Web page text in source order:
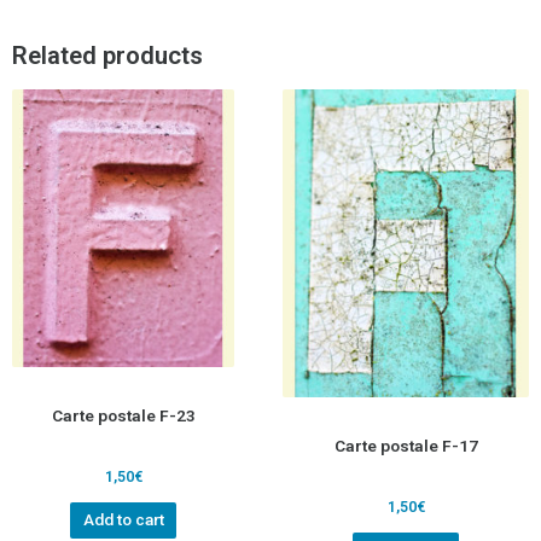
Related products
Carte postale F-23
1,50€
Add to cart
Carte postale F-17
1,50€